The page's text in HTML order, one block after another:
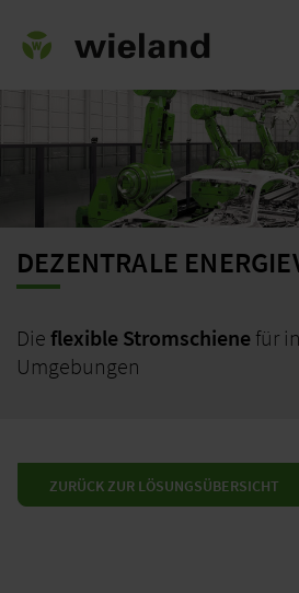
DEZENTRALE
Die flexible Stromschiene für
Umgebungen
ZURÜCK ZUR LÖSUNGSÜBERSICHT